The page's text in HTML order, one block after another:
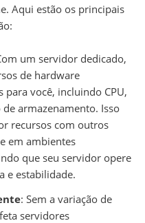
Aqui estão os principais
um servidor dedicado,
de hardware
você, incluindo CPU,
armazenamento. Isso
recursos com outros
em ambientes
que seu servidor opere
e estabilidade.
: Sem a variação de
servidores